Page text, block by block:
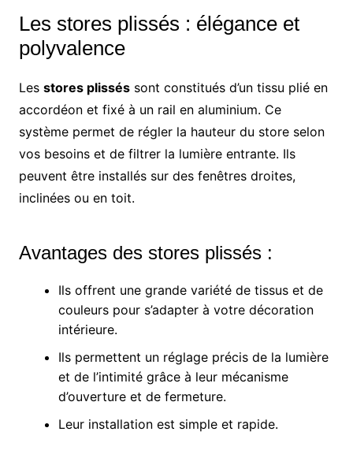
Les stores plissés : élégance et
polyvalence
Les stores plisséssont constitués d’un tissu plié en
accordéon et fixé à un rail en aluminium. Ce
système permet de régler la hauteur du store selon
vos besoins et de filtrer la lumière entrante. Ils
peuvent être installés sur des fenêtres droites,
inclinées ou en toit.
Avantages des stores plissés :
Ils offrent une grande variété de tissus et de
couleurs pour s’adapter à votre décoration
intérieure.
Ils permettent un réglage précis de la lumière
et de l’intimité grâce à leur mécanisme
d’ouverture et de fermeture.
Leur installation est simple et rapide.